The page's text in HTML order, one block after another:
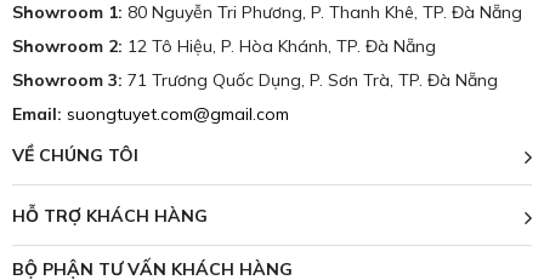
Showroom 1: 80 Nguyễn Tri Phương, P. Thanh Khê, TP. Đà Nẵng
Showroom 2: 12 Tô Hiệu, P. Hòa Khánh, TP. Đà Nẵng
Showroom 3: 71 Trương Quốc Dụng, P. Sơn Trà, TP. Đà Nẵng
Email: suongtuyet.com@gmail.com
VỀ CHÚNG TÔI
HỖ TRỢ KHÁCH HÀNG
BỘ PHẬN TƯ VẤN KHÁCH HÀNG